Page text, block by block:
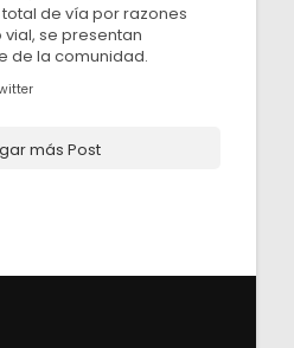
de vía por razones
se presentan
de la comunidad.
más Post